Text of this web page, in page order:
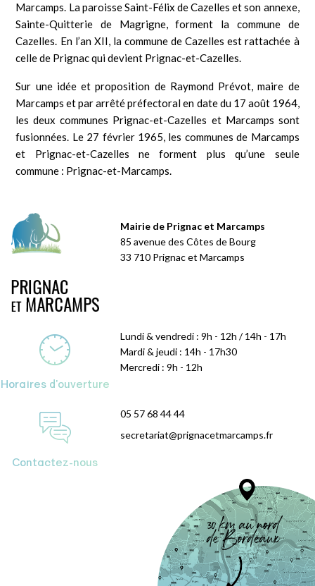
Marcamps. La paroisse Saint-Félix de Cazelles et son annexe,
Sainte-Quitterie de Magrigne, forment la commune de
Cazelles. En l’an XII, la commune de Cazelles est rattachée à
celle de Prignac qui devient Prignac-et-Cazelles.
Sur une idée et proposition de Raymond Prévot, maire de
Marcamps et par arrêté préfectoral en date du 17 août 1964,
les deux communes Prignac-et-Cazelles et Marcamps sont
fusionnées. Le 27 février 1965, les communes de Marcamps
et Prignac-et-Cazelles ne forment plus qu’une seule
commune : Prignac-et-Marcamps.
Mairie de Prignac et Marcamps
85 avenue des Côtes de Bourg
33 710 Prignac et Marcamps
Horaires d'ouverture
Lundi & vendredi : 9h - 12h / 14h - 17h
Mardi & jeudi : 14h - 17h30
Mercredi : 9h - 12h
Contactez-nous
05 57 68 44 44
secretariat@prignacetmarcamps.fr